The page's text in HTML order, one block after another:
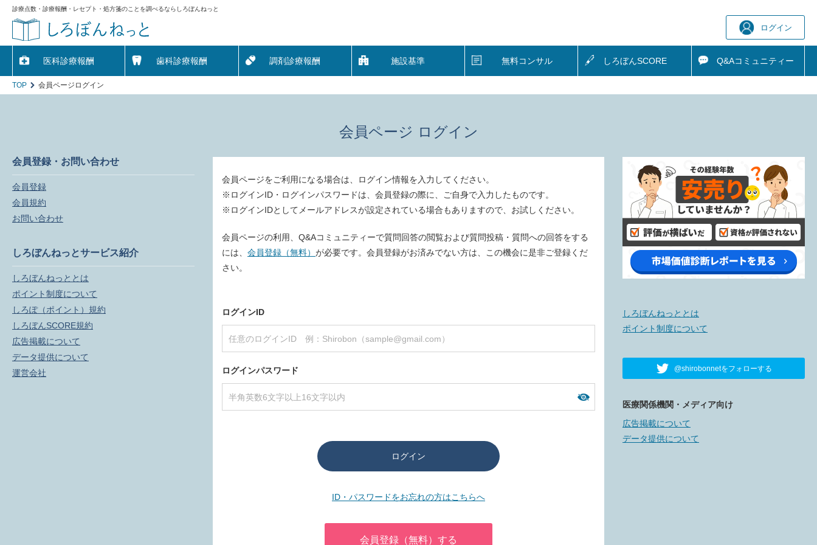
診療点数・診療報酬・レセプト・処方箋のことを調べるならしろぼんねっと
ログイン
医科診療報酬 歯科診療報酬 調剤診療報酬 施設基準 無料コンサル しろぼんSCORE Q&Aコミュニティー
TOP 会員ページログイン
会員ページ ログイン
会員登録・お問い合わせ
会員登録
会員規約
お問い合わせ
しろぼんねっとサービス紹介
しろぼんねっととは
ポイント制度について
しろぽ（ポイント）規約
しろぼんSCORE規約
広告掲載について
データ提供について
運営会社
会員ページをご利用になる場合は、ログイン情報を入力してください。
※ログインID・ログインパスワードは、会員登録の際に、ご自身で入力したものです。
※ログインIDとしてメールアドレスが設定されている場合もありますので、お試しください。
会員ページの利用、Q&Aコミュニティーで質問回答の閲覧および質問投稿・質問への回答をする
には、 会員登録（無料） が必要です。会員登録がお済みでない方は、この機会に是非ご登録くだ
さい。
ログインID
ログインパスワード
ログイン
ID・パスワードをお忘れの方はこちらへ
会員登録（無料）する
しろぼんねっととは
ポイント制度について
@shirobonnetをフォローする
医療関係機関・メディア向け
広告掲載について
データ提供について